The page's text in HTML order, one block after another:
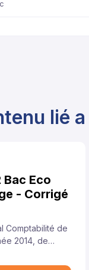
lié
Eco
- Corrigé
Comptabilité de
2014, de
et à améliorer